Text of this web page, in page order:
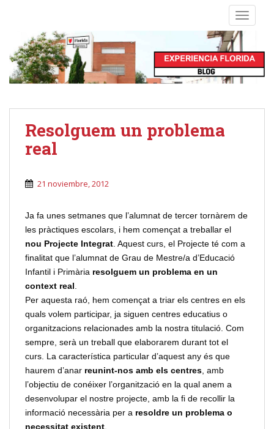
Resolguem un problema
real
21 noviembre, 2012
Ja fa unes setmanes que l’alumnat de tercer tornàrem de
les pràctiques escolars, i hem començat a treballar el
nou Projecte Integrat. Aquest curs, el Projecte té com a
finalitat que l’alumnat de Grau de Mestre/a d’Educació
Infantil i Primària resolguem un problema en un
context real.
Per aquesta raó, hem començat a triar els centres en els
quals volem participar, ja siguen centres educatius o
organitzacions relacionades amb la nostra titulació. Com
sempre, serà un treball que elaborarem durant tot el
curs. La característica particular d’aquest any és que
haurem d’anar reunint-nos amb els centres, amb
l’objectiu de conéixer l’organització en la qual anem a
desenvolupar el nostre projecte, amb la fi de recollir la
informació necessària per a resoldre un problema o
necessitat existent.